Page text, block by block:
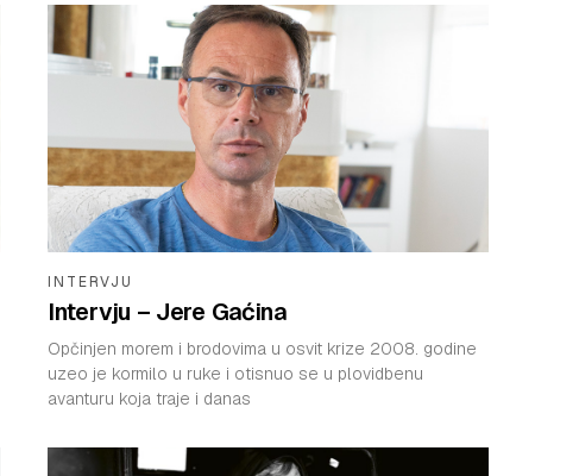
INTERVJU
Intervju – Jere Gaćina
Opčinjen morem i brodovima u osvit krize 2008. godine
uzeo je kormilo u ruke i otisnuo se u plovidbenu
avanturu koja traje i danas